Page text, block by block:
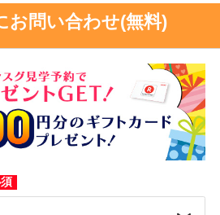
お問い合わせ(無料)